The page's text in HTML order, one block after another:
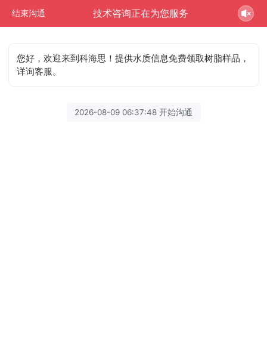
结束沟通 技术咨询正在为您服务
您好，欢迎来到科海思！提供水质信息免费领取树脂样品，
详询客服。
2026-08-09 06:37:48 开始沟通